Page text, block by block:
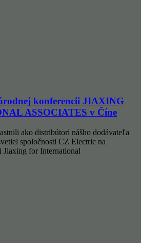
konferencii JIAXING
ASSOCIATES v Číne
ako distribútori nášho dodávateľa
spoločnosti CZ Electric na
Jiaxing for International